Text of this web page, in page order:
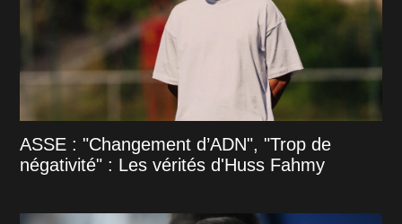
ASSE : "Changement d’ADN", "Trop de
négativité" : Les vérités d'Huss Fahmy